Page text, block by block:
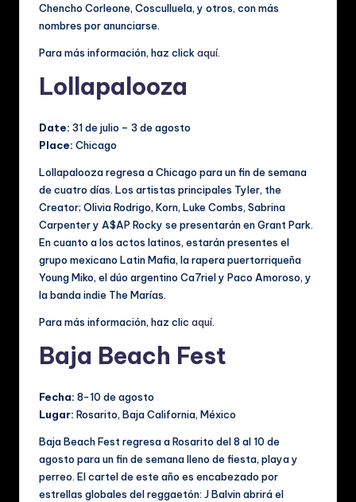
Chencho Corleone, Cosculluela, y otros, con más
nombres por anunciarse.
Para más información, haz clickaquí.
Lollapalooza
Date: 31 de julio – 3 de agosto
Place: Chicago
Lollapalooza regresa a Chicago para un fin de semana
de cuatro días. Los artistas principales Tyler, the
Creator; Olivia Rodrigo, Korn, Luke Combs, Sabrina
Carpenter y A$AP Rocky se presentarán en Grant Park.
En cuanto a los actos latinos, estarán presentes el
grupo mexicano Latin Mafia, la rapera puertorriqueña
Young Miko, el dúo argentino Ca7riel y Paco Amoroso, y
la banda indie The Marías.
Para más información, haz clic aquí.
Baja Beach Fest
Fecha: 8-10 de agosto
Lugar: Rosarito, Baja California, México
Baja Beach Fest regresa a Rosarito del 8 al 10 de
agosto para un fin de semana lleno de fiesta, playa y
perreo. El cartel de este año es encabezado por
estrellas globales del reggaetón: J Balvin abrirá el